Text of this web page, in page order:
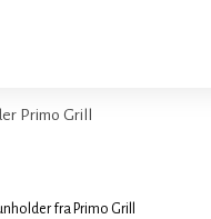
Primo Grill
fra Primo Grill